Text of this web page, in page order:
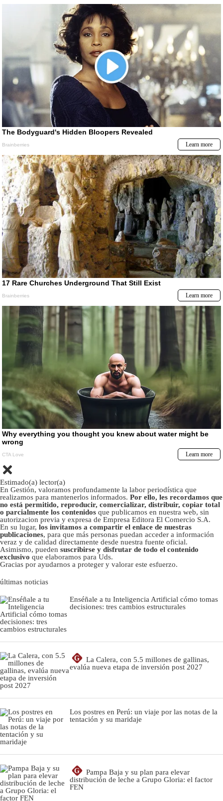
Estimado(a) lector(a)
En Gestión, valoramos profundamente la labor periodística que
realizamos para mantenerlos informados. Por ello, les recordamos que
no está permitido, reproducir, comercializar, distribuir, copiar total
o parcialmente los contenidos que publicamos en nuestra web, sin
autorizacion previa y expresa de Empresa Editora El Comercio S.A.
En su lugar, los invitamos a compartir el enlace de nuestras
publicaciones, para que más personas puedan acceder a información
veraz y de calidad directamente desde nuestra fuente oficial.
Asimismo, pueden suscribirse y disfrutar de todo el contenido
exclusivo que elaboramos para Uds.
Gracias por ayudarnos a proteger y valorar este esfuerzo.
últimas noticias
Enséñale a tu Inteligencia Artificial cómo tomas
decisiones: tres cambios estructurales
G
La Calera, con 5.5 millones de gallinas,
evalúa nueva etapa de inversión post 2027
Los postres en Perú: un viaje por las notas de la
tentación y su maridaje
G
Pampa Baja y su plan para elevar
distribución de leche a Grupo Gloria: el factor
FEN